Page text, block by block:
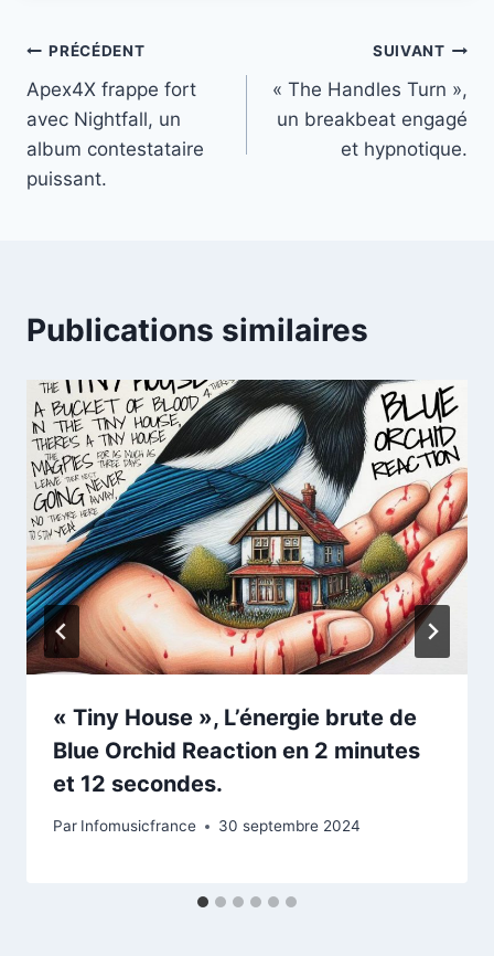
Navigation
de
l’article
PRÉCÉDENT
Apex4X frappe fort
avec Nightfall, un
album contestataire
puissant.
SUIVANT
« The Handles Turn »,
un breakbeat engagé
et hypnotique.
Publications similaires
« Tiny House », L’énergie brute de
Blue Orchid Reaction en 2 minutes
et 12 secondes.
Par Infomusicfrance 30 septembre 2024